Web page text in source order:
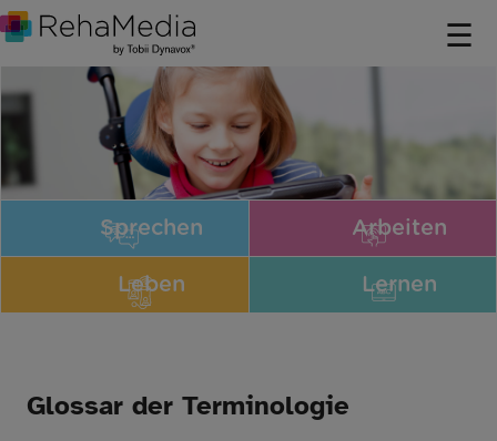
Glossar der Terminologie
Sprechen Arbeiten
Leben Lernen